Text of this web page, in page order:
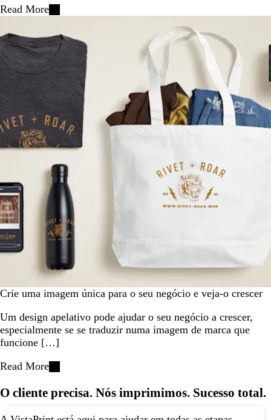
Read More
Crie uma imagem única para o seu negócio e veja-o crescer
Um design apelativo pode ajudar o seu negócio a crescer,
especialmente se se traduzir numa imagem de marca que
funcione […]
Read More
O cliente precisa. Nós imprimimos. Sucesso total.